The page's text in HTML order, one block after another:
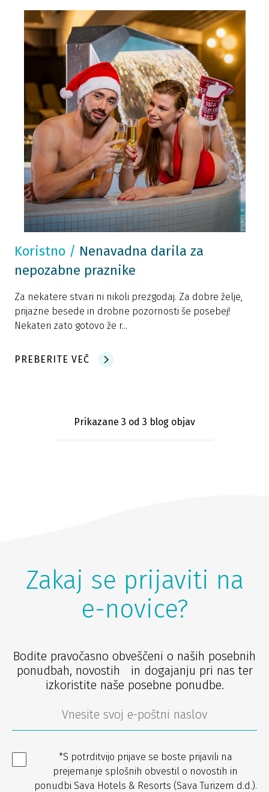
Koristno / Nenavadna darila za
nepozabne praznike
Za nekatere stvari ni nikoli prezgodaj. Za dobre želje,
prijazne besede in drobne pozornosti še posebej!
Nekateri zato gotovo že r...
PREBERITE VEČ
Prikazane 3 od 3 blog objav
Zakaj se prijaviti na
e-novice?
Bodite pravočasno obveščeni o naših posebnih
ponudbah, novostih in dogajanju pri nas ter
izkoristite naše posebne ponudbe.
*S potrditvijo prijave se boste prijavili na
prejemanje splošnih obvestil o novostih in
ponudbi Sava Hotels & Resorts (Sava Turizem d.d.).